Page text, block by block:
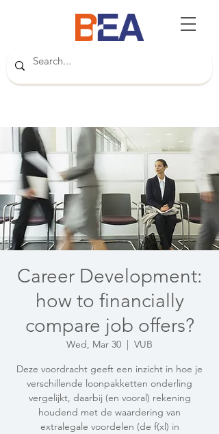
Career Development:
how to financially
compare job offers?
Wed, Mar 30
  |
VUB
Deze voordracht geeft een inzicht in hoe je
verschillende loonpakketten onderling
vergelijkt, daarbij (en vooral) rekening
houdend met de waardering van
extralegale voordelen (de f(xl) in